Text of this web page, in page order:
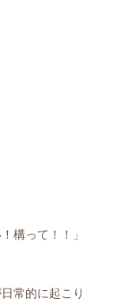
構って！！」
常的に起こり